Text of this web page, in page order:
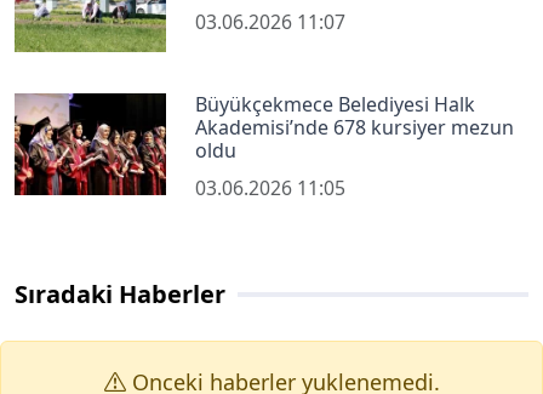
03.06.2026 11:07
Büyükçekmece Belediyesi Halk
Akademisi’nde 678 kursiyer mezun
oldu
03.06.2026 11:05
Sıradaki Haberler
Onceki haberler yuklenemedi.